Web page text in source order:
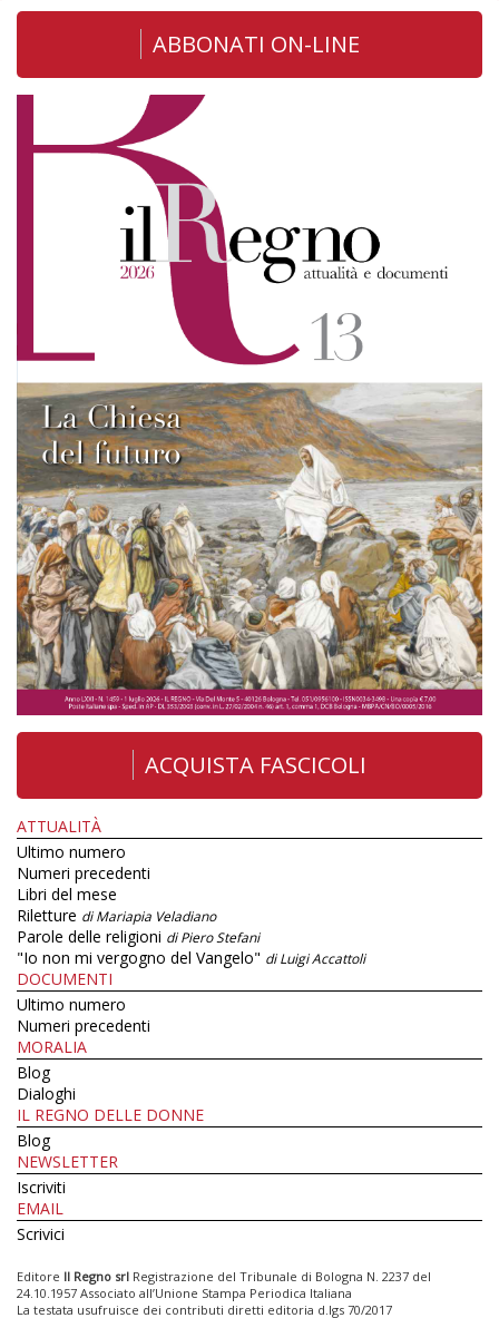
ABBONATI ON-LINE
ACQUISTA FASCICOLI
ATTUALITÀ
Ultimo numero
Numeri precedenti
Libri del mese
Riletture di Mariapia Veladiano
Parole delle religioni di Piero Stefani
"Io non mi vergogno del Vangelo" di Luigi Accattoli
DOCUMENTI
Ultimo numero
Numeri precedenti
MORALIA
Blog
Dialoghi
IL REGNO DELLE DONNE
Blog
NEWSLETTER
Iscriviti
EMAIL
Scrivici
Editore Il Regno srl Registrazione del Tribunale di Bologna N. 2237 del
24.10.1957 Associato all’Unione Stampa Periodica Italiana
La testata usufruisce dei contributi diretti editoria d.lgs 70/2017